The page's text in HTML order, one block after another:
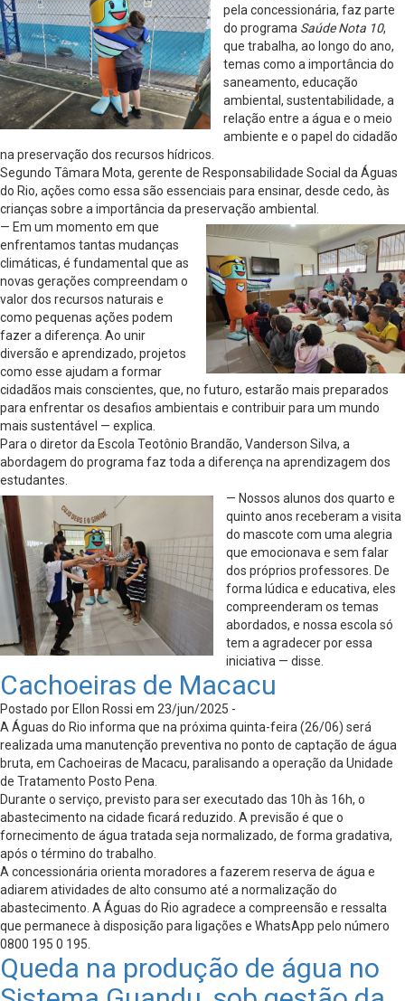
pela concessionária, faz parte
do programa Saúde Nota 10,
que trabalha, ao longo do ano,
temas como a importância do
saneamento, educação
ambiental, sustentabilidade, a
relação entre a água e o meio
ambiente e o papel do cidadão
na preservação dos recursos hídricos.
Segundo Tâmara Mota, gerente de Responsabilidade Social da Águas
do Rio, ações como essa são essenciais para ensinar, desde cedo, às
crianças sobre a importância da preservação ambiental.
— Em um momento em que
enfrentamos tantas mudanças
climáticas, é fundamental que as
novas gerações compreendam o
valor dos recursos naturais e
como pequenas ações podem
fazer a diferença. Ao unir
diversão e aprendizado, projetos
como esse ajudam a formar
cidadãos mais conscientes, que, no futuro, estarão mais preparados
para enfrentar os desafios ambientais e contribuir para um mundo
mais sustentável — explica.
Para o diretor da Escola Teotônio Brandão, Vanderson Silva, a
abordagem do programa faz toda a diferença na aprendizagem dos
estudantes.
— Nossos alunos dos quarto e
quinto anos receberam a visita
do mascote com uma alegria
que emocionava e sem falar
dos próprios professores. De
forma lúdica e educativa, eles
compreenderam os temas
abordados, e nossa escola só
tem a agradecer por essa
iniciativa — disse.
Cachoeiras de Macacu
Postado por Ellon Rossi em 23/jun/2025 -
A Águas do Rio informa que na próxima quinta-feira (26/06) será
realizada uma manutenção preventiva no ponto de captação de água
bruta, em Cachoeiras de Macacu, paralisando a operação da Unidade
de Tratamento Posto Pena.
Durante o serviço, previsto para ser executado das 10h às 16h, o
abastecimento na cidade ficará reduzido. A previsão é que o
fornecimento de água tratada seja normalizado, de forma gradativa,
após o término do trabalho.
A concessionária orienta moradores a fazerem reserva de água e
adiarem atividades de alto consumo até a normalização do
abastecimento. A Águas do Rio agradece a compreensão e ressalta
que permanece à disposição para ligações e WhatsApp pelo número
0800 195 0 195.
Queda na produção de água no